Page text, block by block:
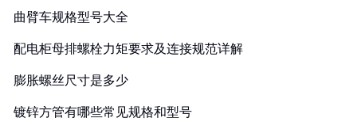
曲臂车规格型号大全
配电柜母排螺栓力矩要求及连接规范详解
膨胀螺丝尺寸是多少
镀锌方管有哪些常见规格和型号